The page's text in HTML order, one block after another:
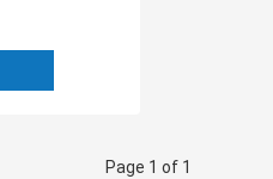
Page 1 of 1